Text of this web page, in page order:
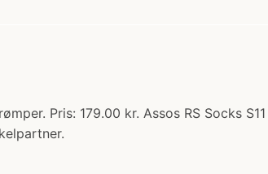
Pris: 179.00 kr. Assos RS Socks